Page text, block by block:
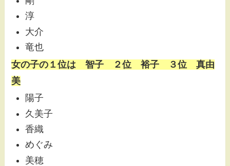
淳
大介
竜也
女の子の１位は 智子 ２位 裕子 ３位 真由
美
陽子
久美子
香織
めぐみ
美穂